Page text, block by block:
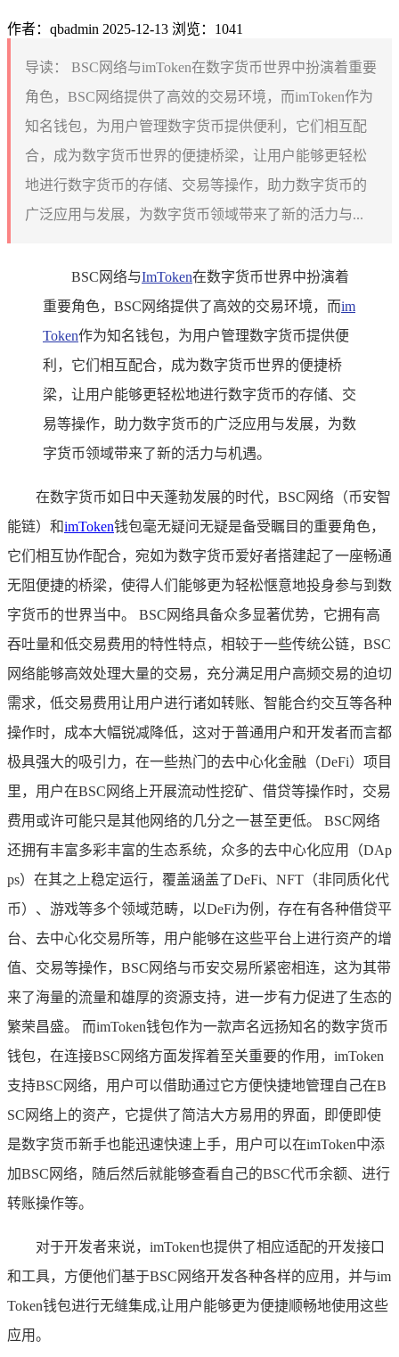
作者：qbadmin 2025-12-13 浏览：1041
导读：
BSC网络与imToken在数字货币世界中扮演着重要
角色，BSC网络提供了高效的交易环境，而imToken作为
知名钱包，为用户管理数字货币提供便利，它们相互配
合，成为数字货币世界的便捷桥梁，让用户能够更轻松
地进行数字货币的存储、交易等操作，助力数字货币的
广泛应用与发展，为数字货币领域带来了新的活力与...
BSC网络与ImToken在数字货币世界中扮演着
重要角色，BSC网络提供了高效的交易环境，而im
Token作为知名钱包，为用户管理数字货币提供便
利，它们相互配合，成为数字货币世界的便捷桥
梁，让用户能够更轻松地进行数字货币的存储、交
易等操作，助力数字货币的广泛应用与发展，为数
字货币领域带来了新的活力与机遇。
在数字货币如日中天蓬勃发展的时代，BSC网络（币安智
能链）和imToken钱包毫无疑问无疑是备受瞩目的重要角色，
它们相互协作配合，宛如为数字货币爱好者搭建起了一座畅通
无阻便捷的桥梁，使得人们能够更为轻松惬意地投身参与到数
字货币的世界当中。 BSC网络具备众多显著优势，它拥有高
吞吐量和低交易费用的特性特点，相较于一些传统公链，BSC
网络能够高效处理大量的交易，充分满足用户高频交易的迫切
需求，低交易费用让用户进行诸如转账、智能合约交互等各种
操作时，成本大幅锐减降低，这对于普通用户和开发者而言都
极具强大的吸引力，在一些热门的去中心化金融（DeFi）项目
里，用户在BSC网络上开展流动性挖矿、借贷等操作时，交易
费用或许可能只是其他网络的几分之一甚至更低。 BSC网络
还拥有丰富多彩丰富的生态系统，众多的去中心化应用（DAp
ps）在其之上稳定运行，覆盖涵盖了DeFi、NFT（非同质化代
币）、游戏等多个领域范畴，以DeFi为例，存在有各种借贷平
台、去中心化交易所等，用户能够在这些平台上进行资产的增
值、交易等操作，BSC网络与币安交易所紧密相连，这为其带
来了海量的流量和雄厚的资源支持，进一步有力促进了生态的
繁荣昌盛。 而imToken钱包作为一款声名远扬知名的数字货币
钱包，在连接BSC网络方面发挥着至关重要的作用，imToken
支持BSC网络，用户可以借助通过它方便快捷地管理自己在B
SC网络上的资产，它提供了简洁大方易用的界面，即便即使
是数字货币新手也能迅速快速上手，用户可以在imToken中添
加BSC网络，随后然后就能够查看自己的BSC代币余额、进行
转账操作等。
对于开发者来说，imToken也提供了相应适配的开发接口
和工具，方便他们基于BSC网络开发各种各样的应用，并与im
Token钱包进行无缝集成,让用户能够更为便捷顺畅地使用这些
应用。